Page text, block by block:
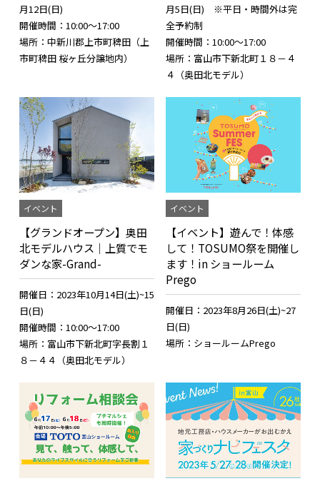
月12日(日)
開催時間：10:00～17:00
場所：中新川郡上市町稗田（上
市町稗田 桜ヶ丘分譲地内）
月5日(日) ※平日・時間外は完
全予約制
開催時間：10:00～17:00
場所：富山市下新北町１８－４
４（奥田北モデル）
イベント
【グランドオープン】奥田
北モデルハウス｜上質でモ
ダンな家-Grand-
開催日：2023年10月14日(土)~15
日(日)
開催時間：10:00～17:00
場所：富山市下新北町字長割１
８－４４（奥田北モデル）
イベント
【イベント】遊んで！体感
して！TOSUMO祭を開催し
ます！in ショールーム
Prego
開催日：2023年8月26日(土)~27
日(日)
場所：ショールームPrego